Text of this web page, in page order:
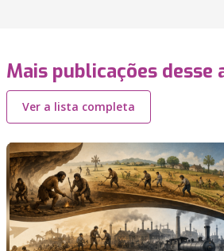
Mais publicações desse
Ver a lista completa